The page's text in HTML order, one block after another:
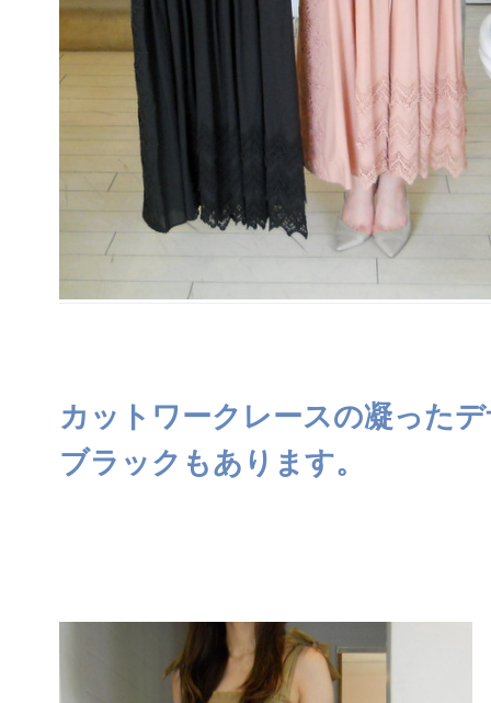
カットワークレースの凝った
ブラックもあります。